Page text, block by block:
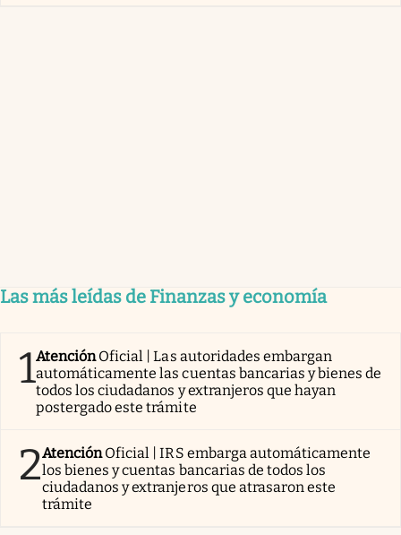
Las más leídas de Finanzas y economía
1AtenciónOficial | Las autoridades embargan
automáticamente las cuentas bancarias y bienes de
todos los ciudadanos y extranjeros que hayan
postergado este trámite
2AtenciónOficial | IRS embarga automáticamente
los bienes y cuentas bancarias de todos los
ciudadanos y extranjeros que atrasaron este
trámite